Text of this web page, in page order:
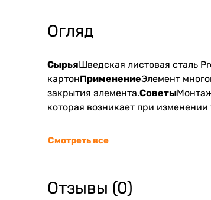
Огляд
СырьяШведская листовая сталь
картонПрименениеЭлемент
закрытия элемента.Советы
которая возникает при
Смотреть все
Отзывы (0)